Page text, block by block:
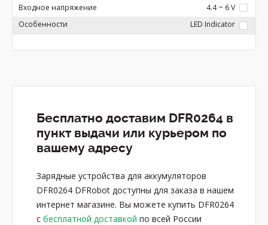
Входное напряжение
4.4 ~ 6 V
Особенности
LED Indicator
Бесплатно доставим DFR0264 в
пункт выдачи или курьером по
вашему адресу
Зарядные устройства для аккумуляторов
DFR0264 DFRobot доступны для заказа в нашем
интернет магазине. Вы можете купить DFR0264
с бесплатной доставкой по всей России